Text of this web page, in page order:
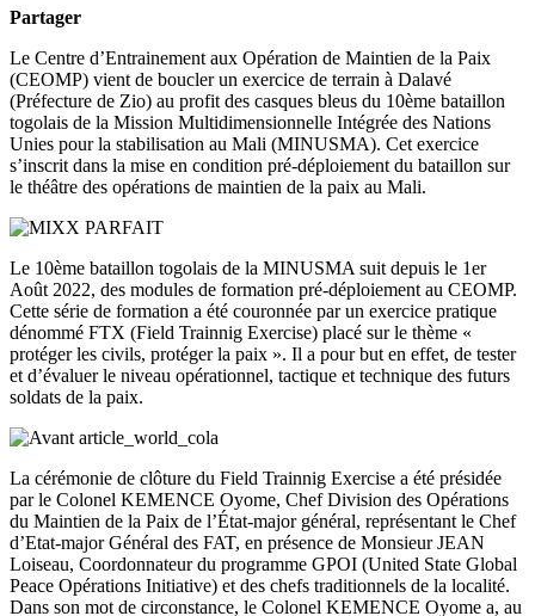
Partager
Le Centre d’Entrainement aux Opération de Maintien de la Paix
(CEOMP) vient de boucler un exercice de terrain à Dalavé
(Préfecture de Zio) au profit des casques bleus du 10ème bataillon
togolais de la Mission Multidimensionnelle Intégrée des Nations
Unies pour la stabilisation au Mali (MINUSMA). Cet exercice
s’inscrit dans la mise en condition pré-déploiement du bataillon sur
le théâtre des opérations de maintien de la paix au Mali.
Le 10ème bataillon togolais de la MINUSMA suit depuis le 1er
Août 2022, des modules de formation pré-déploiement au CEOMP.
Cette série de formation a été couronnée par un exercice pratique
dénommé FTX (Field Trainnig Exercise) placé sur le thème «
protéger les civils, protéger la paix ». Il a pour but en effet, de tester
et d’évaluer le niveau opérationnel, tactique et technique des futurs
soldats de la paix.
La cérémonie de clôture du Field Trainnig Exercise a été présidée
par le Colonel KEMENCE Oyome, Chef Division des Opérations
du Maintien de la Paix de l’État-major général, représentant le Chef
d’Etat-major Général des FAT, en présence de Monsieur JEAN
Loiseau, Coordonnateur du programme GPOI (United State Global
Peace Opérations Initiative) et des chefs traditionnels de la localité.
Dans son mot de circonstance, le Colonel KEMENCE Oyome a, au